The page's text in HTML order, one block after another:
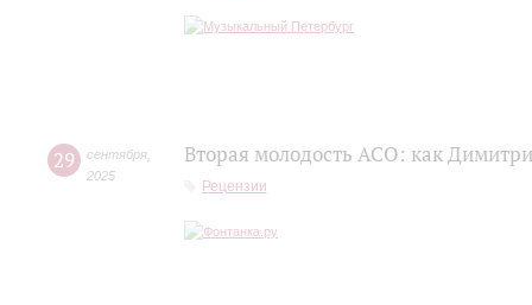
29 сентября
2025
Вторая молодость АСО: как
Рецензии